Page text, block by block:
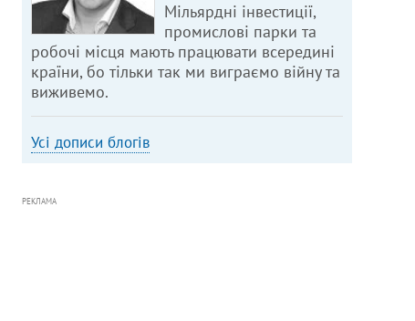
Мільярдні інвестиції,
промислові парки та
робочі місця мають працювати всередині
країни, бо тільки так ми виграємо війну та
виживемо.
Усі дописи блогів
РЕКЛАМА